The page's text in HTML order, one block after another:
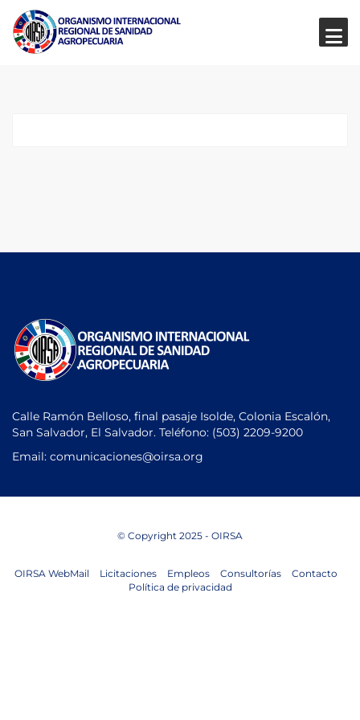
Calle Ramón Belloso, final pasaje Isolde, Colonia Escalón,
San Salvador, El Salvador. Teléfono: (503) 2209-9200
Email: comunicaciones@oirsa.org
© Copyright 2025 - OIRSA
OIRSA WebMail Licitaciones Empleos Consultorías
Contacto
Política de privacidad